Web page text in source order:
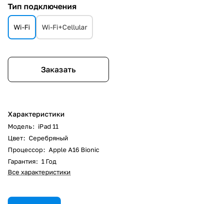
Тип подключения
Wi-Fi Wi-Fi+Cellular
Заказать
Характеристики
Модель: iPad 11
Цвет: Серебряный
Процессор: Apple A16 Bionic
Гарантия: 1 Год
Все характеристики